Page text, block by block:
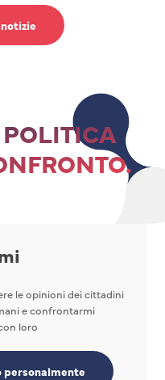
le opinioni dei cittadini
e confrontarmi
loro